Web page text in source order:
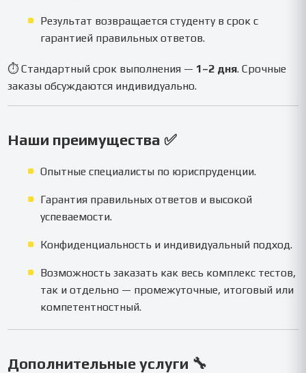
Результат возвращается студенту в срок с
гарантией правильных ответов.
⏱ Стандартный срок выполнения — 1–2 дня. Срочные
заказы обсуждаются индивидуально.
Наши преимущества ✅
Опытные специалисты по юриспруденции.
Гарантия правильных ответов и высокой
успеваемости.
Конфиденциальность и индивидуальный подход.
Возможность заказать как весь комплекс тестов,
так и отдельно — промежуточные, итоговый или
компетентностный.
Дополнительные услуги 🔧